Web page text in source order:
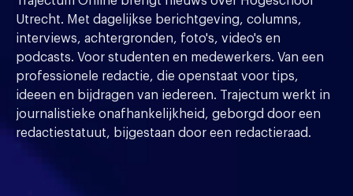
Utrecht. Met dagelijkse berichtgeving, columns,
interviews, achtergronden, foto's, video's en
podcasts. Voor studenten en medewerkers. Van een
professionele redactie, die openstaat voor tips,
ideeen en bijdragen van iedereen. Trajectum werkt in
journalistieke onafhankelijkheid, geborgd door een
redactiestatuut, bijgestaan door een redactieraad.